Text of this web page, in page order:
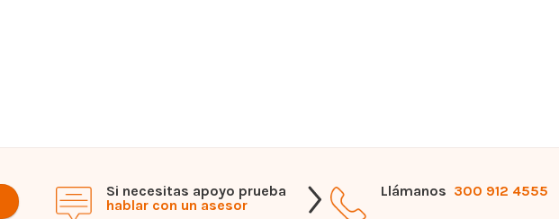
Si necesitas apoyo prueba
hablar con un asesor
Llámanos 300 912 4555